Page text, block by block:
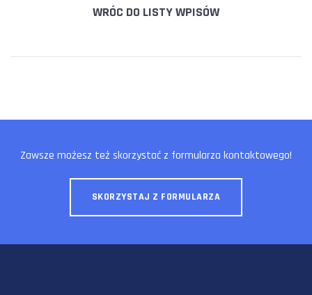
WRÓC DO LISTY WPISÓW
Zawsze możesz też skorzystać z formularza kontaktowego!
SKORZYSTAJ Z FORMULARZA